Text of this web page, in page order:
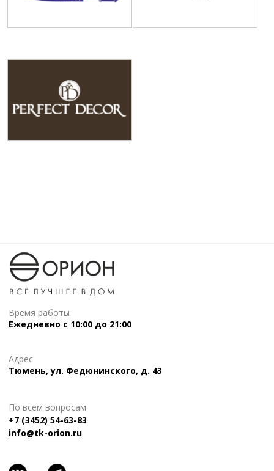
Время работы
Ежедневно с 10:00 до 21:00
Адрес
Тюмень, ул. Федюнинского, д. 43
По всем вопросам
+7 (3452) 54-63-83
info@tk-orion.ru